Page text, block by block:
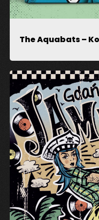
The Aquabats –